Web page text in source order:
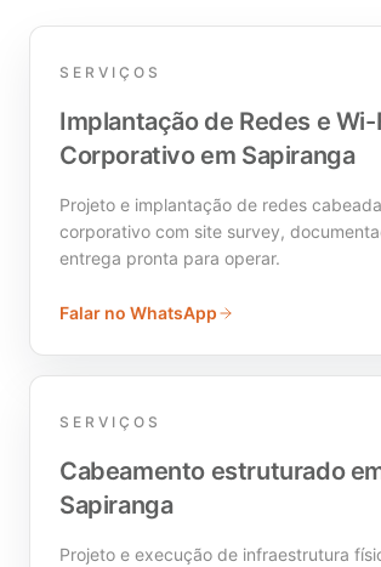
SERVIÇOS
Implantação de Redes e Wi-
Corporativo em Sapiranga
Projeto e implantação de redes
corporativo com site survey,
entrega pronta para operar.
Falar no WhatsApp
SERVIÇOS
Cabeamento estruturado
Sapiranga
Projeto e execução de infraestrutura